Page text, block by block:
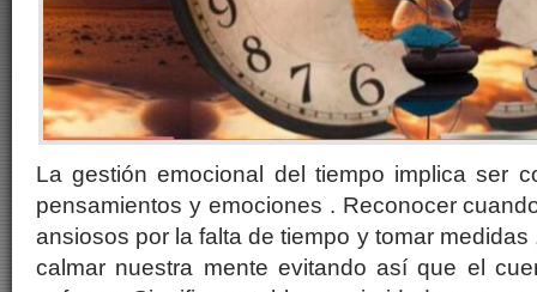
La gestión emocional del tiempo implica ser
pensamientos y emociones . Reconocer
ansiosos por la falta de tiempo y tomar
calmar nuestra mente evitando así que el